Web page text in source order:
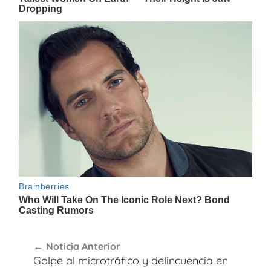
de
Noticia Anterior
Golpe al microtráfico y delincuencia en